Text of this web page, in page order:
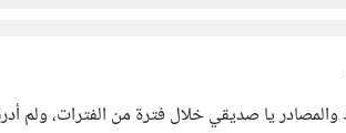
يا صديقي خلال فترة من الفترات، ولم